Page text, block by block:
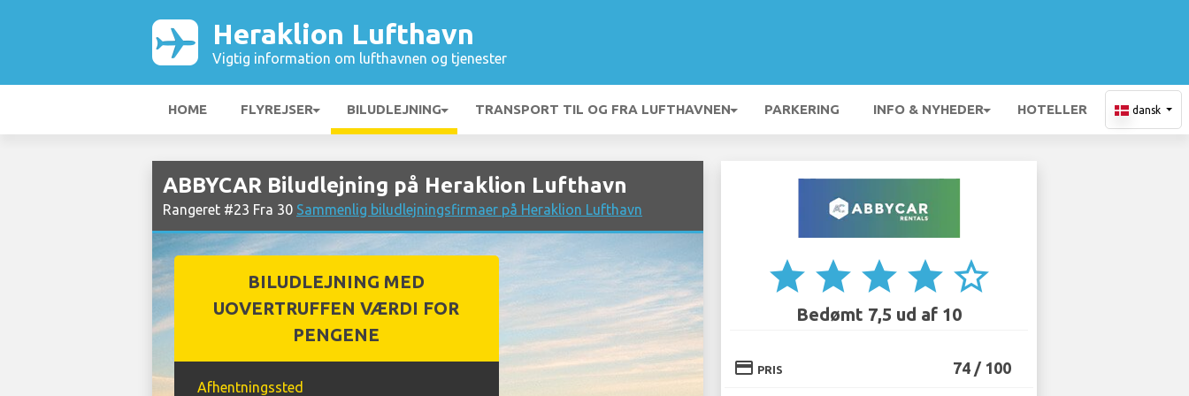
Heraklion Lufthavn
Vigtig information om lufthavnen og tjenester
HOME FLYREJSER BILUDLEJNING TRANSPORT TIL OG FRA LUFTHAVNEN PARKERING INFO & NYHEDER HOTELLER dansk
ABBYCAR Biludlejning på Heraklion Lufthavn
Rangeret #23 Fra 30 Sammenlig biludlejningsfirmaer på Heraklion Lufthavn
BILUDLEJNING MED
UOVERTRUFFEN VÆRDI FOR
PENGENE
Afhentningssted
star star star star star_border
Bedømt 7,5 ud af 10
credit_card PRIS 74 / 100